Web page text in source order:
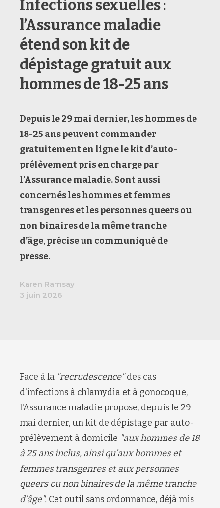
Infections sexuelles :
l’Assurance maladie
étend son kit de
dépistage gratuit aux
hommes de 18-25 ans
Depuis le 29 mai dernier,les hommes de
18-25 ans peuvent commander
gratuitement en ligne lekit d’auto-
prélèvementpris en charge par
l’Assurance maladie. Sont aussi
concernés leshommes et femmes
transgenres et les personnes queers ou
non binairesde la même tranche
d’âge,précise un communiqué de
presse.
Karen Ramsay
3 juin 2026
Face à la "recrudescence"des cas
d'infections à chlamydia et à gonocoque,
l'Assurance maladie propose, depuis le 29
mai dernier, un kit de dépistage par auto-
prélèvement à domicile "aux hommes de 18
à 25 ans inclus, ainsi qu’aux hommes et
femmes transgenres et aux personnes
queers ou non binaires de la même tranche
d’âge". Cet outil sans ordonnance, déjà mis